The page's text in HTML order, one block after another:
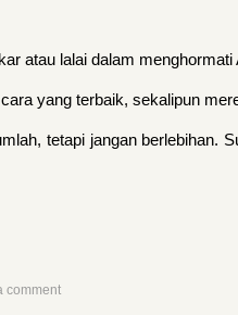
atau lalai dalam menghormati
yang terbaik, sekalipun
tetapi jangan berlebihan.
comment